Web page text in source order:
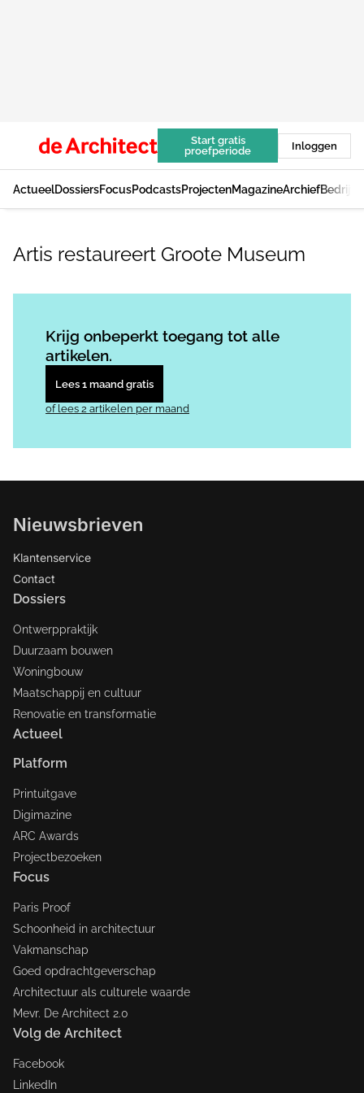
Start gratis
proefperiode
Inloggen
ActueelDossiersFocusPodcastsProjectenMagazineArchief
Artis restaureert Groote Museum
Krijg onbeperkt toegang tot alle
artikelen.
Lees 1 maand gratis
of lees 2 artikelen per maand
Nieuwsbrieven
Klantenservice
Contact
Dossiers
Ontwerppraktijk
Duurzaam bouwen
Woningbouw
Maatschappij en cultuur
Renovatie en transformatie
Actueel
Platform
Printuitgave
Digimazine
ARC Awards
Projectbezoeken
Focus
Paris Proof
Schoonheid in architectuur
Vakmanschap
Goed opdrachtgeverschap
Architectuur als culturele waarde
Mevr. De Architect 2.0
Volg de Architect
Facebook
LinkedIn